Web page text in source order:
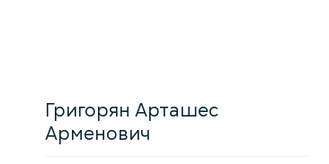
Григорян Арташес
Арменович